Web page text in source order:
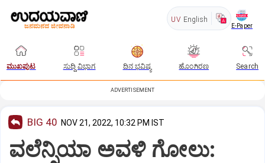
UV English
E-Paper
ಮುಖಪುಟ ಸುದ್ದಿ ವಿಭಾಗ ದಿನ ಭವಿಷ್ಯ ಹೊಂಗಿರಣ Search
ADVERTISEMENT
BIG 40 NOV 21, 2022, 10:32 PM IST
ವಲೆನ್ಸಿಯಾ ಅವಳಿ ಗೋಲು: